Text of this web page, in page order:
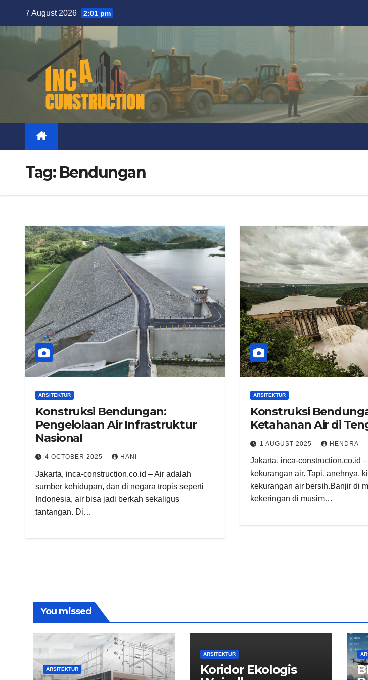
content
7 August 2026 2:01 pm
Tag: Bendungan
ARSITEKTUR
Konstruksi Bendungan:
Pengelolaan Air Infrastruktur
Nasional
4 OCTOBER 2025 HANI
Jakarta, inca-construction.co.id – Air adalah
sumber kehidupan, dan di negara tropis seperti
Indonesia, air bisa jadi berkah sekaligus
tantangan. Di…
ARSITEKTUR
Konstruksi
Ketahanan Air di
1 AUGUST 2025 HENDRA
Jakarta, inca-construction.co.id
kekurangan air. Tapi, anehnya,
kekurangan air bersih.Banjir di
kekeringan di musim…
You missed
ARSITEKTUR
ARSITEKTUR
Koridor Ekologis